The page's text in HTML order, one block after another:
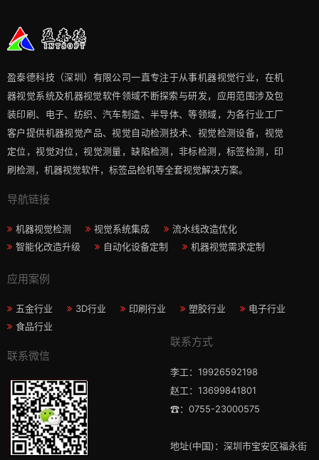
盈泰德科技（深圳）有限公司一直专注于从事机器视觉行业，在机
器视觉系统及机器视觉软件领域不断探索与研发​，应用范围涉及包
装印刷、电子、纺织、汽车制造、半导体、等领域，为各行业工厂
客户提供机器视觉产品、视觉自动检测技术、视觉检测设备，视觉
定位，视觉对位，视觉测量，缺陷检测，非标检测，标签检测，印
刷检测，机器视觉软件，标签品检机等​全套视觉解决方案​。
导航链接
机器视觉检测 视觉系统集成
流水线改造优化
智能化改造升级
自动化设备定制 机器视觉需求定制
应用案例
五金行业 3D行业 印刷行业 塑胶行业
电子行业
食品行业
联系微信
联系方式
李工：19926592198
赵工：13699841801
☎：0755-23000575
地址(中国)：深圳市宝安区福永街